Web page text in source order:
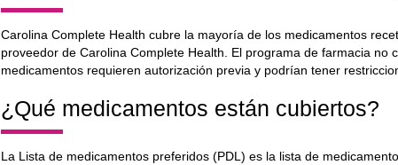
Carolina Complete Health cubre la mayoría de los medicamentos
proveedor de Carolina Complete Health. El programa de farmacia no
medicamentos requieren autorización previa y podrían tener
¿Qué medicamentos están cubiertos?
La Lista de medicamentos preferidos (PDL) es la lista de